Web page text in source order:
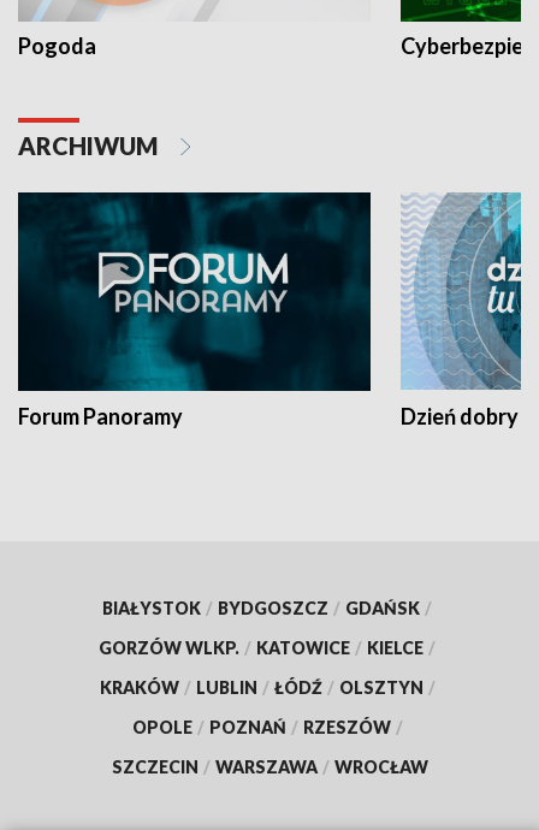
Pogoda
ARCHIWUM
Forum Panoramy Dzień dobry
BIAŁYSTOK / BYDGOSZCZ / GDAŃSK /
GORZÓW WLKP. / KATOWICE / KIELCE /
KRAKÓW / LUBLIN / ŁÓDŹ / OLSZTYN /
OPOLE / POZNAŃ / RZESZÓW /
SZCZECIN / WARSZAWA / WROCŁAW